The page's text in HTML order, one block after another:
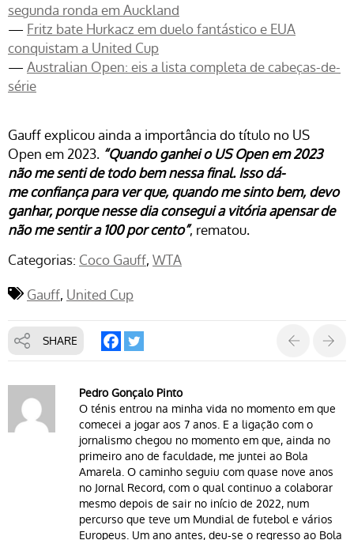
segunda ronda em Auckland
— Fritz bate Hurkacz em duelo fantástico e EUA
conquistam a United Cup
— Australian Open: eis a lista completa de cabeças-de-
série
Gauff explicou ainda a importância do título no US
Open em 2023. “Quandoganhei o US Open em 2023
não me senti de todo bem nessa final. Isso dá-
me confiança para ver que, quando me sinto bem, devo
ganhar, porque nesse dia consegui a vitória apensar de
não me sentir a 100 por cento”, rematou.
Categorias: Coco Gauff WTA
Gauff United Cup
SHARE
Pedro Gonçalo Pinto
O ténis entrou na minha vida no momento em que
comecei a jogar aos 7 anos. E a ligação com o
jornalismo chegou no momento em que, ainda no
primeiro ano de faculdade, me juntei ao Bola
Amarela. O caminho seguiu com quase nove anos
no Jornal Record, com o qual continuo a colaborar
mesmo depois de sair no início de 2022, num
percurso que teve um Mundial de futebol e vários
Europeus. Um ano antes, deu-se o regresso ao Bola